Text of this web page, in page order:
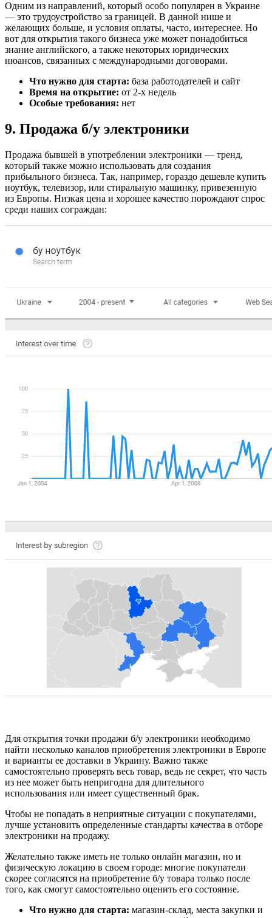
Одним из направлений, который особо популярен в Украине
— это трудоустройство за границей. В данной нише и
желающих больше, и условия оплаты, часто, интереснее. Но
вот для открытия такого бизнеса уже может понадобиться
знание английского, а также некоторых юридических
нюансов, связанных с международными договорами.
Что нужно для старта: база работодателей и сайт
Время на открытие: от 2-х недель
Особые требования: нет
9. Продажа б/у электроники
Продажа бывшей в употреблении электроники — тренд,
который также можно использовать для создания
прибыльного бизнеса. Так, например, гораздо дешевле купить
ноутбук, телевизор, или стиральную машинку, привезенную
из Европы. Низкая цена и хорошее качество порождают спрос
среди наших сограждан:
Для открытия точки продажи б/у электроники необходимо
найти несколько каналов приобретения электроники в Европе
и варианты ее доставки в Украину. Важно также
самостоятельно проверять весь товар, ведь не секрет, что часть
из нее может быть непригодна для длительного
использования или имеет существенный брак.
Чтобы не попадать в неприятные ситуации с покупателями,
лучше установить определенные стандарты качества в отборе
электроники на продажу.
Желательно также иметь не только онлайн магазин, но и
физическую локацию в своем городе: многие покупатели
скорее согласятся на приобретение б/у товара только после
того, как смогут самостоятельно оценить его состояние.
Что нужно для старта: магазин-склад, места закупки и